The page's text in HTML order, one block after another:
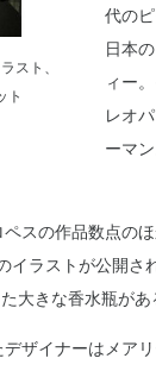
スト、
ト
代の
日本
ィー
レオ
ーマ
スの作品数点の
イラストが公開さ
大きな香水瓶があ
ザイナーはメア